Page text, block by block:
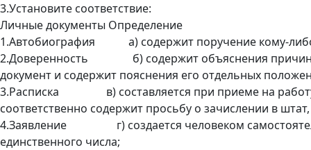
3.Установите соответствие:
Личные документы Определение
1.Автобиография а) содержит поручение кому-либо
2.Доверенность б) содержит объяснения причин
документ и содержит пояснения его отдельных
3.Расписка в) составляется при приеме на работу,
соответственно содержит просьбу о зачислении в
4.Заявление г) создается человеком
единственного числа;